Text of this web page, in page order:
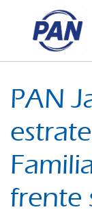
PAN
frente